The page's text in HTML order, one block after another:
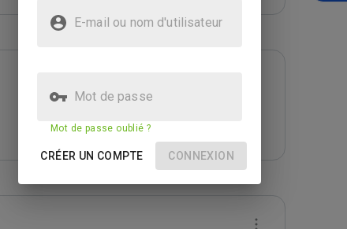
E-mail ou nom d'utilisateur
Mot de passe
Mot de passe oublié ?
CRÉER UN COMPTE CONNEXION